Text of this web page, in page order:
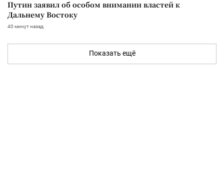
Путин заявил об особом внимании властей к
Дальнему Востоку
40 минут назад
Показать ещё